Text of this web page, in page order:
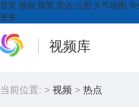
首页 预报 预警 雷达 云图 天气地图 专
更多
视频库
当前位置: > 视频 > 热点